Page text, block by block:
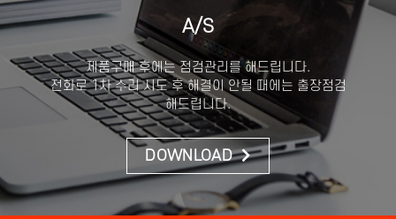
A/S
제품구매 후에는 점검관리를 해드립니다.
전화로 1차 수리 시도 후 해결이 안될 때에는 출장점검
해드립니다.
DOWNLOAD